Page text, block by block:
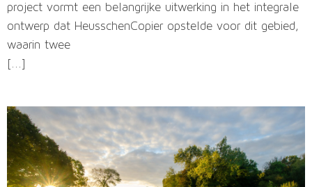
project vormt een belangrijke uitwerking in het integrale
ontwerp dat HeusschenCopier opstelde voor dit gebied,
waarin twee
[...]